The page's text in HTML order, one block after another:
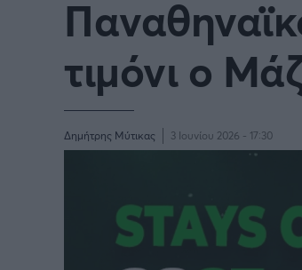
τιμόνι ο
Δημήτρης Μύτικας 3 Ιουνίου 2026 - 17:30